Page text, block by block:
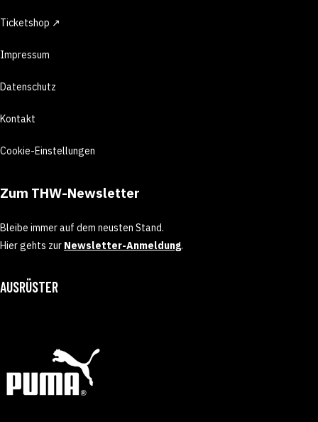
Ticketshop ↗
Impressum
Datenschutz
Kontakt
Cookie-Einstellungen
Zum THW-Newsletter
Bleibe immer auf dem neusten Stand.
Hier gehts zur Newsletter-Anmeldung.
AUSRÜSTER